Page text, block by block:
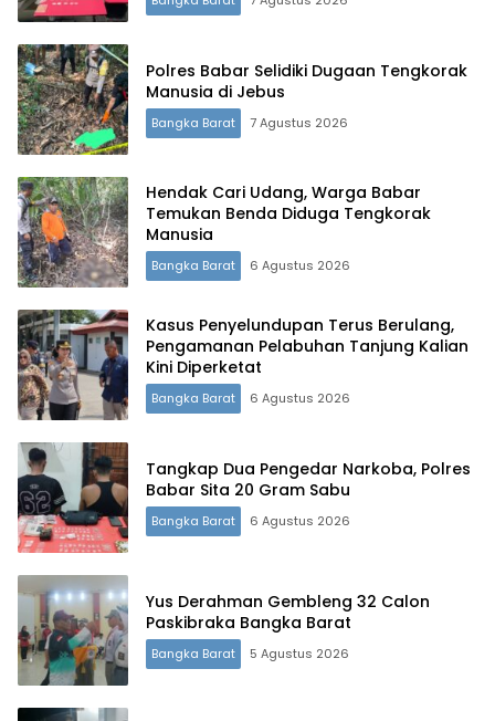
Polres Babar Selidiki Dugaan Tengkorak
Manusia di Jebus
Bangka Barat 7 Agustus 2026
Hendak Cari Udang, Warga Babar
Temukan Benda Diduga Tengkorak
Manusia
Bangka Barat 6 Agustus 2026
Kasus Penyelundupan Terus Berulang,
Pengamanan Pelabuhan Tanjung Kalian
Kini Diperketat
Bangka Barat 6 Agustus 2026
Tangkap Dua Pengedar Narkoba, Polres
Babar Sita 20 Gram Sabu
Bangka Barat 6 Agustus 2026
Yus Derahman Gembleng 32 Calon
Paskibraka Bangka Barat
Bangka Barat 5 Agustus 2026